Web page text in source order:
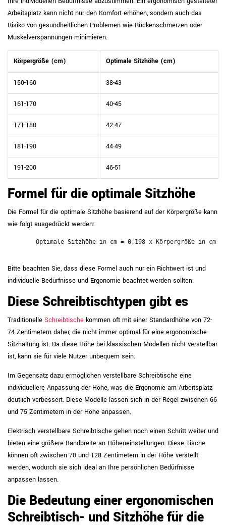
Arbeitsplatz kann nicht nur den Komfort erhöhen, sondern auch das
Risiko von gesundheitlichen Problemen wie Rückenschmerzen oder
Muskelverspannungen minimieren.
Körpergröße (cm) Optimale Sitzhöhe (cm)
150-160 38-43
161-170 40-45
171-180 42-47
181-190 44-49
191-200 46-51
Formel für die optimale Sitzhöhe
Die Formel für die optimale Sitzhöhe basierend auf der Körpergröße kann
wie folgt ausgedrückt werden:
Optimale Sitzhöhe in cm = 0.198 x Körpergröße in cm
Bitte beachten Sie, dass diese Formel auch nur ein Richtwert ist und
individuelle Bedürfnisse und Ergonomie beachtet werden sollten.
Diese Schreibtischtypen gibt es
Traditionelle Schreibtische kommen oft mit einer Standardhöhe von 72-
74 Zentimetern daher, die nicht immer optimal für eine ergonomische
Sitzhaltung ist. Da diese Höhe bei klassischen Modellen nicht verstellbar
ist, kann sie für viele Nutzer unbequem sein.
Im Gegensatz dazu ermöglichen verstellbare Schreibtische eine
individuellere Anpassung der Höhe, was die Ergonomie am Arbeitsplatz
deutlich verbessert. Diese Modelle lassen sich in der Regel zwischen 66
und 75 Zentimetern in der Höhe anpassen.
Elektrisch verstellbare Schreibtische gehen noch einen Schritt weiter und
bieten eine größere Bandbreite an Höheneinstellungen. Diese Tische
können oft zwischen 70 und 128 Zentimetern in der Höhe verstellt
werden, wodurch sie sich ideal an Ihre persönlichen Bedürfnisse
anpassen lassen.
Die Bedeutung einer ergonomischen
Schreibtisch- und Sitzhöhe für die